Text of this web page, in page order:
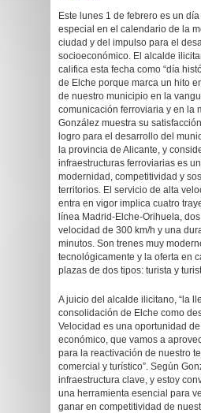
Este lunes 1 de febrero es un
especial en el calendario de la
ciudad y del impulso para el
socioeconómico. El alcalde
califica esta fecha como “día
de Elche porque marca un hito
de nuestro municipio en la
comunicación ferroviaria y en la
González muestra su
logro para el desarrollo del
la provincia de Alicante, y
infraestructuras ferroviarias es
modernidad, competitividad y
territorios. El servicio de alta
entra en vigor implica cuatro
línea Madrid-Elche-Orihuela,
velocidad de 300 km/h y una
minutos. Son trenes muy
tecnológicamente y la oferta en
plazas de dos tipos: turista y
A juicio del alcalde ilicitano, “la
consolidación de Elche como
Velocidad es una oportunidad
económico, que vamos a
para la reactivación de nuestro
comercial y turístico”. Según
infraestructura clave, y estoy
una herramienta esencial para
ganar en competitividad de